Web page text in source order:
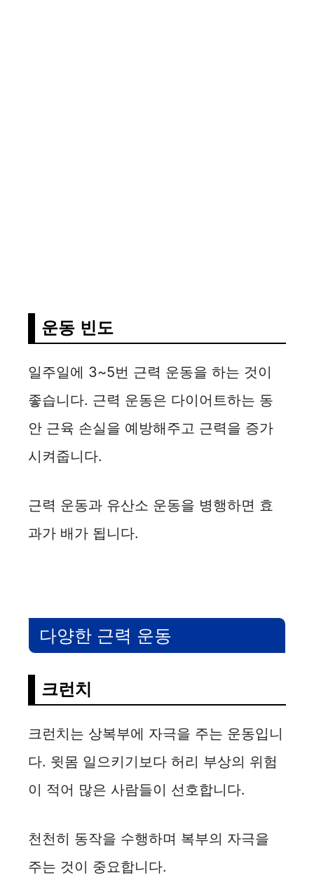
운동 빈도
일주일에 3~5번 근력 운동을 하는 것이
좋습니다. 근력 운동은 다이어트하는 동
안 근육 손실을 예방해주고 근력을 증가
시켜줍니다.
근력 운동과 유산소 운동을 병행하면 효
과가 배가 됩니다.
다양한 근력 운동
크런치
크런치는 상복부에 자극을 주는 운동입니
다. 윗몸 일으키기보다 허리 부상의 위험
이 적어 많은 사람들이 선호합니다.
천천히 동작을 수행하며 복부의 자극을
주는 것이 중요합니다.